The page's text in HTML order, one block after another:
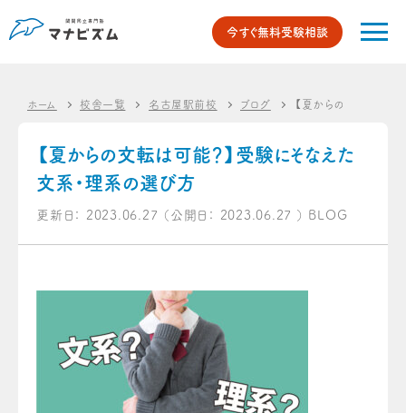
今すぐ無料受験相談
ホーム 校舎一覧 名古屋駅前校 ブログ 【夏からの文転は可能
【夏からの文転は可能？】受験にそなえた
文系・理系の選び方
更新日： 2023.06.27 （公開日： 2023.06.27 ） BLOG